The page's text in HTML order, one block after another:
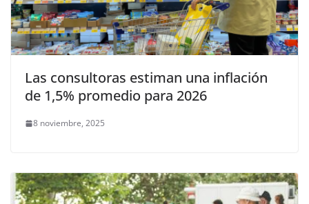
Las consultoras estiman una inflación
de 1,5% promedio para 2026
8 noviembre, 2025